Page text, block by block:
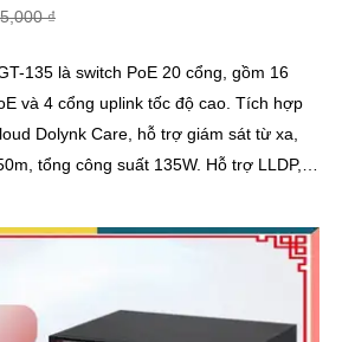
₫
135 là switch PoE 20 cổng, gồm 16
và 4 cổng uplink tốc độ cao. Tích hợp
Dolynk Care, hỗ trợ giám sát từ xa,
tổng công suất 135W. Hỗ trợ LLDP,